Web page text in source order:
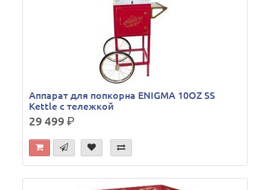
Аппарат для попкорна ENIGMA 10OZ SS
Kettle с тележкой
29 499р.